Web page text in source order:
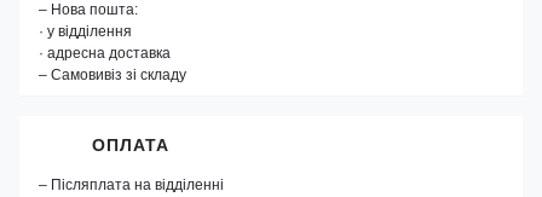
– Нова пошта:
· у відділення
· адресна доставка
– Самовивіз зі складу
ОПЛАТА
– Післяплата на відділенні